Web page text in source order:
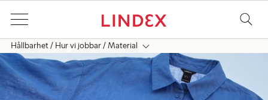
Hållbarhet Hur vi jobbar Material